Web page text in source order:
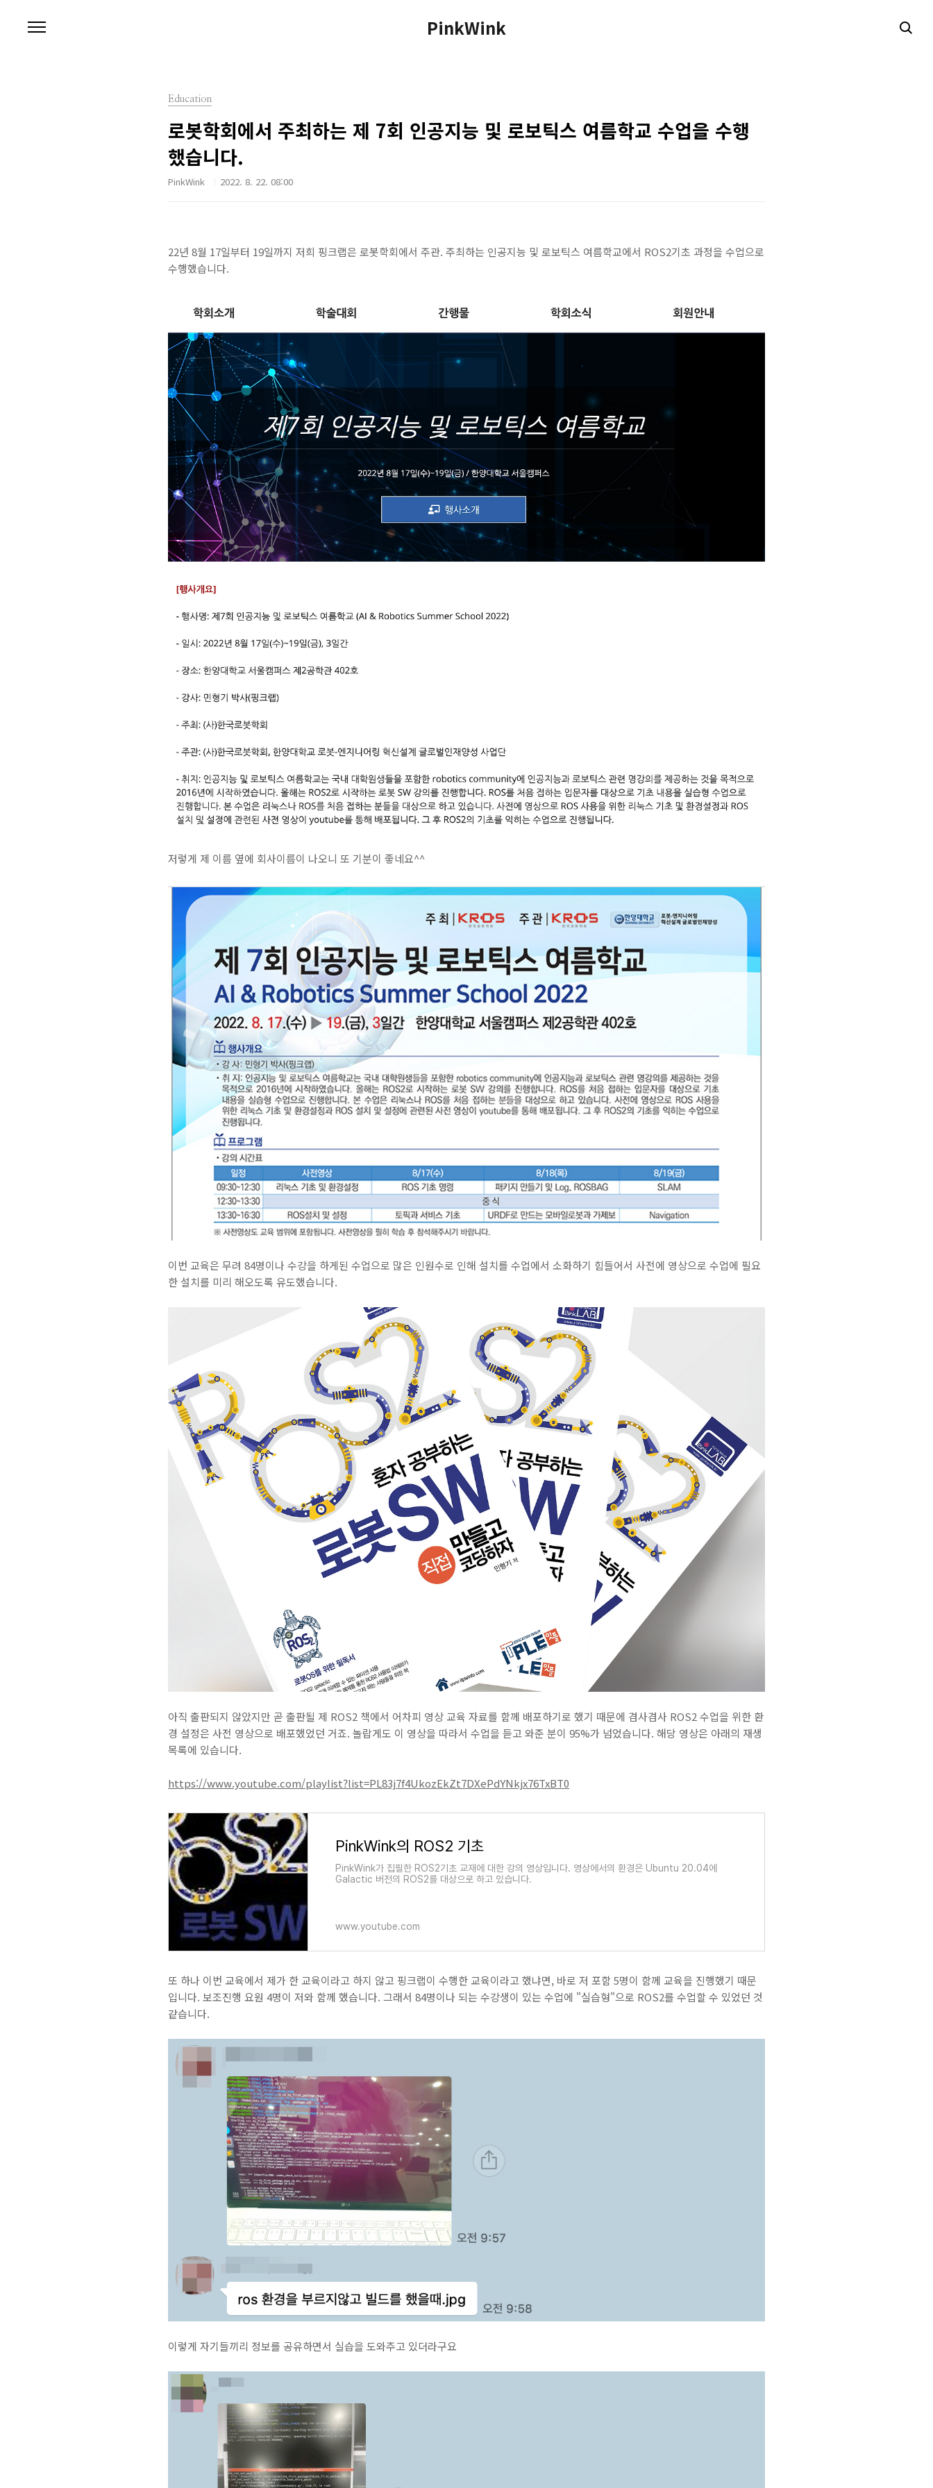
PinkWink
Education
로봇학회에서 주최하는 제 7회 인공지능 및 로보틱스 여름학교 수업을 수행
했습니다.
PinkWink 2022. 8. 22. 08:00
22년 8월 17일부터 19일까지 저희 핑크랩은 로봇학회에서 주관. 주최하는 인공지능 및 로보틱스 여름학교에서 ROS2기초 과정을 수업으로
수행했습니다.
저렇게 제 이름 옆에 회사이름이 나오니 또 기분이 좋네요^^
이번 교육은 무려 84명이나 수강을 하게된 수업으로 많은 인원수로 인해 설치를 수업에서 소화하기 힘들어서 사전에 영상으로 수업에 필요
한 설치를 미리 해오도록 유도했습니다.
아직 출판되지 않았지만 곧 출판될 제 ROS2 책에서 어차피 영상 교육 자료를 함께 배포하기로 했기 때문에 겸사겸사 ROS2 수업을 위한 환
경 설정은 사전 영상으로 배포했었던 거죠. 놀랍게도 이 영상을 따라서 수업을 듣고 와준 분이 95%가 넘었습니다. 해당 영상은 아래의 재생
목록에 있습니다.
https://www.youtube.com/playlist?list=PL83j7f4UkozEkZt7DXePdYNkjx76TxBT0
PinkWink의 ROS2 기초
PinkWink가 집필한 ROS2기초 교재에 대한 강의 영상입니다. 영상에서의 환경은 Ubuntu 20.04에
Galactic 버전의 ROS2를 대상으로 하고 있습니다.
www.youtube.com
또 하나 이번 교육에서 제가 한 교육이라고 하지 않고 핑크랩이 수행한 교육이라고 했냐면, 바로 저 포함 5명이 함께 교육을 진행했기 때문
입니다. 보조진행 요원 4명이 저와 함께 했습니다. 그래서 84명이나 되는 수강생이 있는 수업에 "실습형"으로 ROS2를 수업할 수 있었던 것
같습니다.
이렇게 자기들끼리 정보를 공유하면서 실습을 도와주고 있더라구요